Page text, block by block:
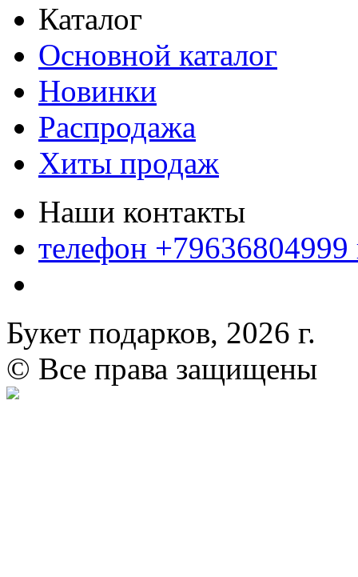
Каталог
Основной каталог
Новинки
Распродажа
Хиты продаж
Наши контакты
телефон
Букет подарков, 2026 г.
© Все права защищены